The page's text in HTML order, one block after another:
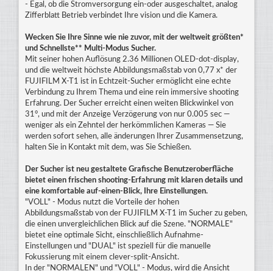
- Egal, ob die Stromversorgung ein-oder ausgeschaltet, analog
Zifferblatt Betrieb verbindet Ihre vision und die Kamera.
Wecken Sie Ihre Sinne wie nie zuvor, mit der weltweit größten*
und Schnellste** Multi-Modus Sucher.
Mit seiner hohen Auflösung 2.36 Millionen OLED-dot-display,
und die weltweit höchste Abbildungsmaßstab von 0,77 x* der
FUJIFILM X-T1 ist in Echtzeit-Sucher ermöglicht eine echte
Verbindung zu Ihrem Thema und eine rein immersive shooting
Erfahrung. Der Sucher erreicht einen weiten Blickwinkel von
31°, und mit der Anzeige Verzögerung von nur 0.005 sec —
weniger als ein Zehntel der herkömmlichen Kameras — Sie
werden sofort sehen, alle änderungen Ihrer Zusammensetzung,
halten Sie in Kontakt mit dem, was Sie Schießen.
Der Sucher ist neu gestaltete Grafische Benutzeroberfläche
bietet einen frischen shooting-Erfahrung mit klaren details und
eine komfortable auf-einen-Blick, Ihre Einstellungen.
"VOLL" - Modus nutzt die Vorteile der hohen
Abbildungsmaßstab von der FUJIFILM X-T1 im Sucher zu geben,
die einen unvergleichlichen Blick auf die Szene. "NORMALE"
bietet eine optimale Sicht, einschließlich Aufnahme-
Einstellungen und "DUAL" ist speziell für die manuelle
Fokussierung mit einem clever-split-Ansicht.
In der "NORMALEN" und "VOLL" - Modus, wird die Ansicht